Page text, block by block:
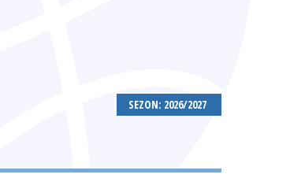
SEZON: 2026/2027